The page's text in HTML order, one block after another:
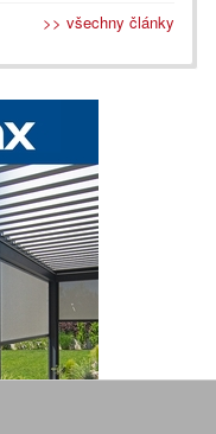
>> všechny články